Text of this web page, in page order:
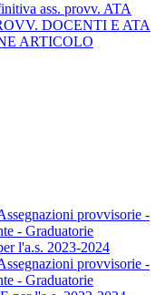
ass. provv. ATA
DOCENTI E ATA
ARTICOLO
provvisorie -
- Graduatorie
l'a.s. 2023-2024
provvisorie -
- Graduatorie